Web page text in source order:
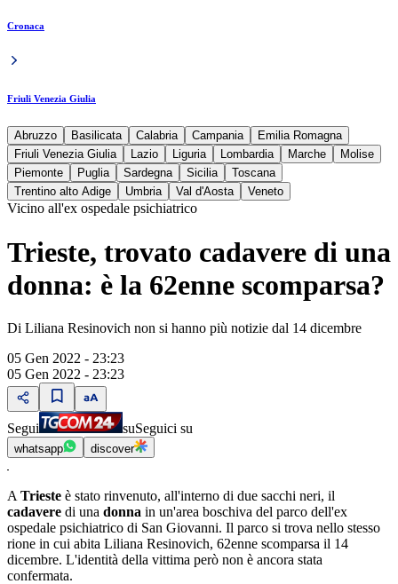
Cronaca
Friuli Venezia Giulia
Abruzzo Basilicata Calabria Campania
Emilia Romagna
Friuli Venezia Giulia
Lazio Liguria Lombardia Marche
Molise
Piemonte
Puglia Sardegna Sicilia
Toscana
Trentino alto Adige
Umbria Val d'Aosta Veneto
Vicino all'ex ospedale psichiatrico
Trieste, trovato cadavere di una
donna: è la 62enne scomparsa?
Di Liliana Resinovich non si hanno più notizie dal 14 dicembre
05 Gen 2022 - 23:23
05 Gen 2022 - 23:23
Segui suSeguici su
whatsapp discover
A Trieste è stato rinvenuto, all'interno di due sacchi neri, il
cadavere di una donna in un'area boschiva del parco dell'ex
ospedale psichiatrico di San Giovanni. Il parco si trova nello stesso
rione in cui abita Liliana Resinovich, 62enne scomparsa il 14
dicembre. L'identità della vittima però non è ancora stata
confermata.